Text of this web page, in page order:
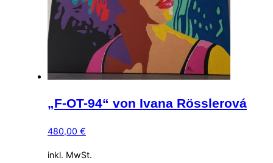
„F-OT-94“ von Ivana Rösslerová
480,00 €
inkl. MwSt.